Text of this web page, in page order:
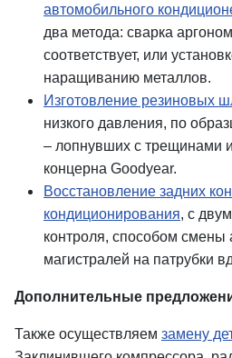
автомобильного
два метода: сварка
соответствует, или
наращиванию металлов.
Изготовление резиновых
низкого давления, по
– лопнувших с трещинами
концерна Goodyear.
Восстановление задних
кондиционирования, с
контроля, способом
магистралей на патрубки
Дополнительные
Также осуществляем замену